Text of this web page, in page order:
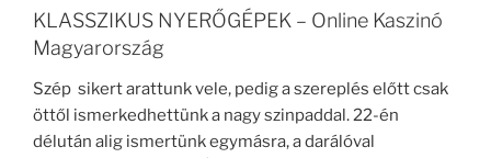
KLASSZIKUS NYERŐGÉPEK – Online Kaszinó
Magyarország
Szép sikert arattunk vele, pedig a szereplés előtt csak
öttől ismerkedhettünk a nagy szinpaddal. 22-én
délután alig ismertünk egymásra, a darálóval